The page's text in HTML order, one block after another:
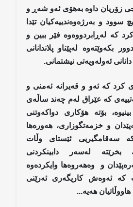
زۆریان داوە بەهۆی ئەو شەڕ و
سوود و بەرژەوەندییەکیان تێدا
کە لەڕابردووەوە فێر ببین و
بکەوێتەوە لەپێناو پلاندانانی
ئەولەویەتی نیشتمانی.
کرد كە ئەو و قەیرانە ئەمنی و
کە عێراق لەم چەند ساڵەی
بۆتە هۆكاری دواکەوتنی
و خزمەتگوزاری، هەورەها
سەقامگیریی ئێستای وڵات
بخرێتە لەسەر دابینکردنی
و وەهەروەها وایكردەوە
کە ئەوەش کاریگەری ئەرێنی
هەیە...